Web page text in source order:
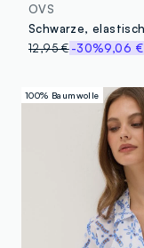
OVS
12,95 €-30%9,06 €
100% Baumwolle